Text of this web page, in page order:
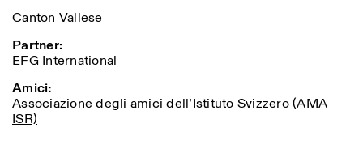
Canton Vallese
Partner:
EFG International
Amici:
Associazione degli amici dell’Istituto Svizzero (AMA
ISR)